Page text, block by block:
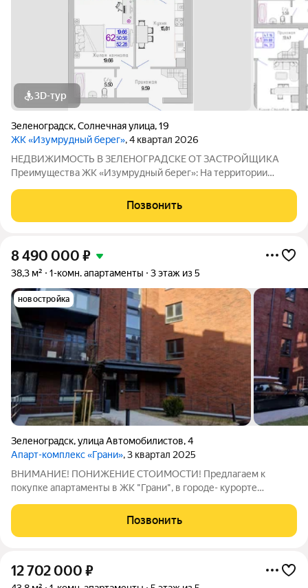
3D-тур
Зеленоградск,Солнечная улица,19
ЖК «Изумрудный берег», 4 квартал 2026
НЕДВИЖИМОСТЬ В ЗЕЛЕНОГРАДСКЕ ОТ ЗАСТРОЙЩИКА
Преимущества ЖК «Изумрудный берег»: На территории
Здание имеет высокий класс энерго эффективности «В».
Горячее водоснабжение жилого дома
Позвонить
8 490 000 ₽
38,3 м² 1-комн. апартаменты 3 этаж из 5
новостройка
Зеленоградск,улица Автомобилистов,4
Апарт-комплекс «Грани», 3 квартал 2025
ВНИМАНИЕ! ПОНИЖЕНИЕ СТОИМОСТИ! Предлагаем к
покупке апартаменты в ЖК "Грани", в городе- курорте
для сдачи в аренду, рядом все : магазины, кафе, бары, вокзал,
Курортный проспект. До пляжа -10
Позвонить
12 702 000 ₽